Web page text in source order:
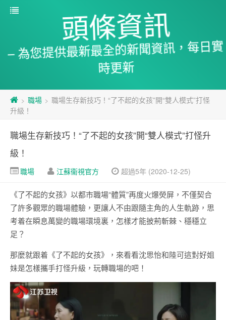
頭條資訊
– 為您提供最新最全的新聞資訊，每日實
時更新
> 職場 > 職場生存新技巧！“了不起的女孩”開“雙人模式”打怪
升級！
職場生存新技巧！“了不起的女孩”開“雙人模式”打怪升
級！
職場 江蘇衞視官方 超過5年 (2020-12-25)
《了不起的女孩》以都市職場“體質”再度火爆熒屏，不僅契合
了許多觀眾的職場體驗，更讓人不由跟隨主角的人生軌跡，思
考着在瞬息萬變的職場環境裏，怎樣才能披荊斬棘、穩穩立
足？
那麼就跟着《了不起的女孩》，來看看沈思怡和陸可這對好姐
妹是怎樣攜手打怪升級，玩轉職場的吧！